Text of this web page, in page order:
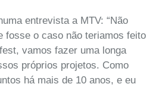
entrevista a MTV: “Não
fosse o caso não teriamos feito
vamos fazer uma longa
próprios projetos. Como
há mais de 10 anos, e eu